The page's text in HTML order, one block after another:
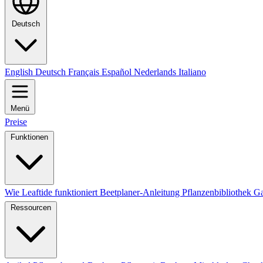
Deutsch
English Deutsch Français Español Nederlands Italiano
Menü
Preise
Funktionen
Wie Leaftide funktioniert Beetplaner-Anleitung Pflanzenbibliothek
Ressourcen